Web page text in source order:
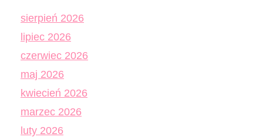
sierpień 2026
lipiec 2026
czerwiec 2026
maj 2026
kwiecień 2026
marzec 2026
luty 2026